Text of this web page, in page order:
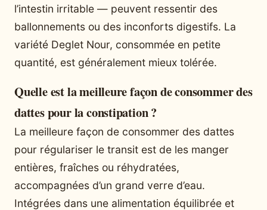
l’intestin irritable — peuvent ressentir des
ballonnements ou des inconforts digestifs. La
variété Deglet Nour, consommée en petite
quantité, est généralement mieux tolérée.
Quelle est la meilleure façon de consommer des
dattes pour la constipation ?
La meilleure façon de consommer des dattes
pour régulariser le transit est de les manger
entières, fraîches ou réhydratées,
accompagnées d’un grand verre d’eau.
Intégrées dans une alimentation équilibrée et